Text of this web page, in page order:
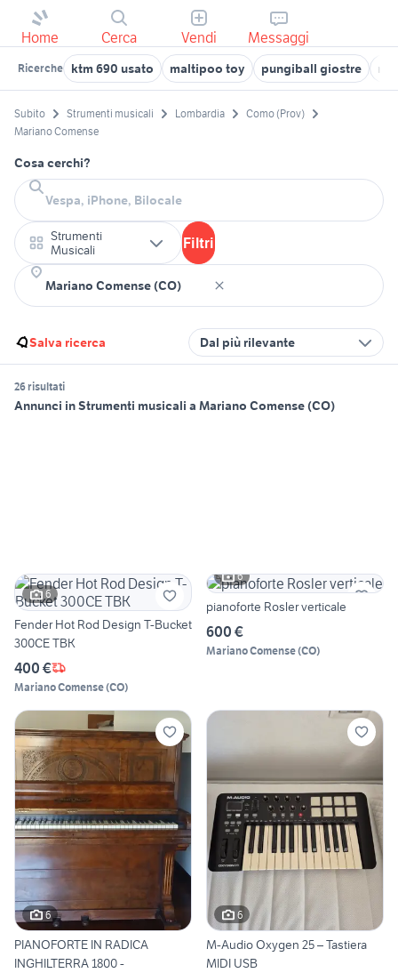
Home Cerca Vendi Messaggi
Ricerche ktm 690 usato maltipoo toy pungiball giostre
Subito Strumenti musicali Lombardia
Como (Prov)
Mariano Comense
Cosa cerchi?
Strumenti
Musicali
Filtri
Salva ricerca Dal più rilevante
26 risultati
Annunci in Strumenti musicali a Mariano Comense (CO)
6
Fender Hot Rod Design T-Bucket
300CE TBK
400 €
Mariano Comense(CO)
6
pianoforte Rosler verticale
600 €
Mariano Comense(CO)
6
PIANOFORTE IN RADICA
INGHILTERRA 1800 -
6
M-Audio Oxygen 25 – Tastiera
MIDI USB